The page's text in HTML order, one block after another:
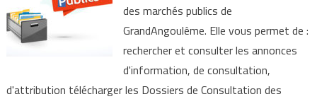
des marchés publics de
GrandAngoulême. Elle vous permet de :
rechercher et consulter les annonces
d'information, de consultation,
d'attribution télécharger les Dossiers de Consultation des